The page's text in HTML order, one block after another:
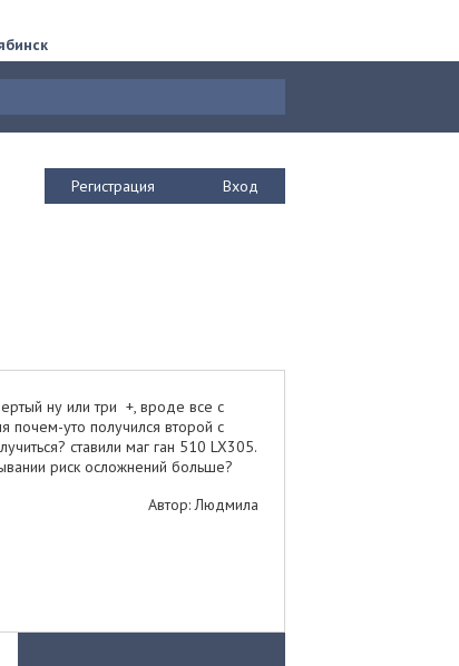
Регистрация Вход
ну или три +, вроде все с
почем-уто получился второй с
ставили маг ган 510 LX305.
риск осложнений больше?
Автор: Людмила